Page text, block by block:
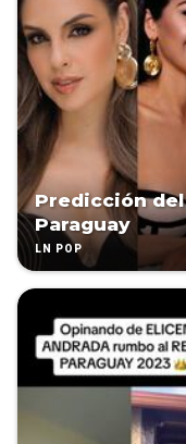
Predicción
Paraguay
LN POP